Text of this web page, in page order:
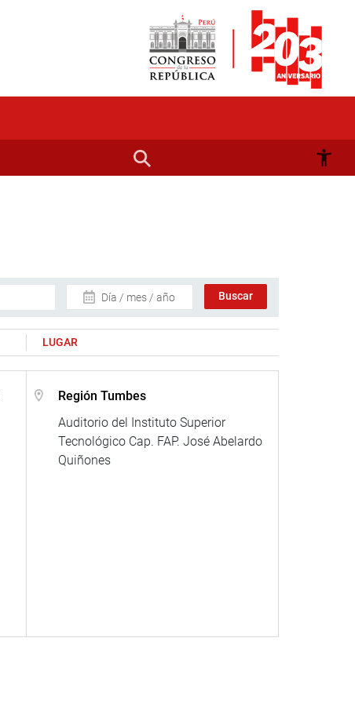
Día / mes / año
LUGAR
Región Tumbes
Auditorio del Instituto Superior
Tecnológico Cap. FAP. José Abelardo
Quiñones